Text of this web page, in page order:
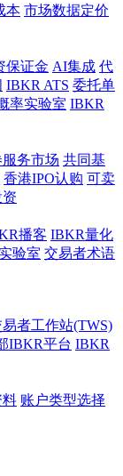
本 市场数据定价
保证金 AI集成 代
IBKR ATS 委托单
率实验室 IBKR
务市场 共同基
香港IPO认购 可卖
播客 IBKR量化
验室 交易者术语
者工作站(TWS)
IBKR平台 IBKR
料 账户类型选择